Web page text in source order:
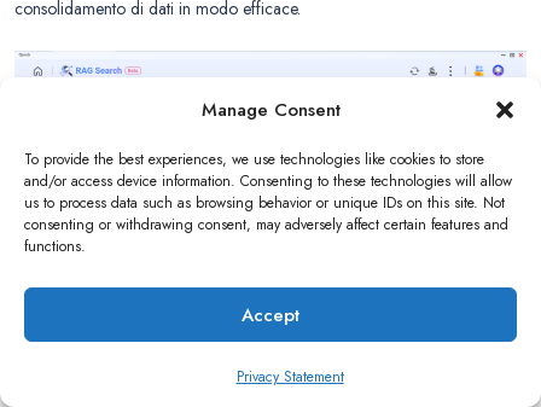
Manage Consent
To provide the best experiences, we use technologies like cookies to store
and/or access device information. Consenting to these technologies will allow
us to process data such as browsing behavior or unique IDs on this site. Not
consenting or withdrawing consent, may adversely affect certain features and
functions.
Accept
Privacy Statement
consolidamento di dati in modo efficace.
In pochi secondi, la ricerca RAG Guida ci consente di affrontare il
della gestione, formazione e consapevolezza, gestione del rischio di